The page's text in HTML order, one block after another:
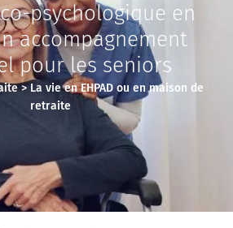
psychologique en
accompagnement
pour les seniors
> La vie en EHPAD ou en maison de
retraite